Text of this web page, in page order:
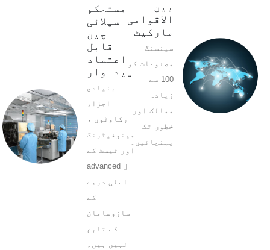
بین
الاقوامی
مارکیٹ
سینسنگ
مصنوعات کو
100 سے
زیادہ
ممالک اور
خطوں تک
پہنچائیں۔
مستحکم
سپلائی
چین
قابل
اعتماد
پیداوار
بنیادی
اجزاء
رکاوٹوں ،
مینوفیٹرنگ
اور ٹیسٹ کے
ل advanced
اعلی درجے
کے
سازوسامان
کے تابع
نہیں ہیں۔